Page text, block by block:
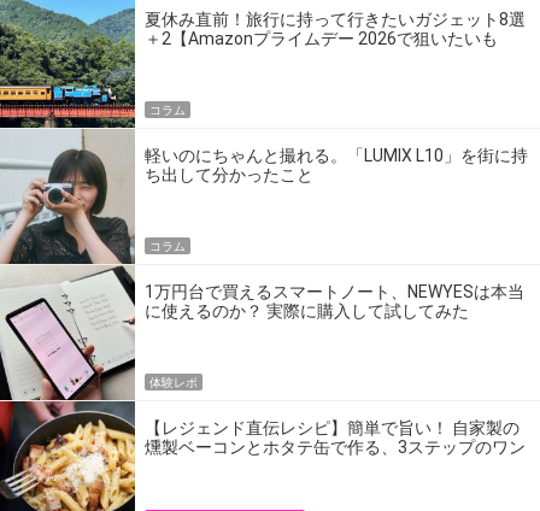
夏休み直前！旅行に持って行きたいガジェット8選
＋2【Amazonプライムデー 2026で狙いたいも
コラム
軽いのにちゃんと撮れる。「LUMIX L10」を街に持
ち出して分かったこと
コラム
1万円台で買えるスマートノート、NEWYESは本当
に使えるのか？ 実際に購入して試してみた
体験レポ
【レジェンド直伝レシピ】簡単で旨い！ 自家製の
燻製ベーコンとホタテ缶で作る、3ステップのワン